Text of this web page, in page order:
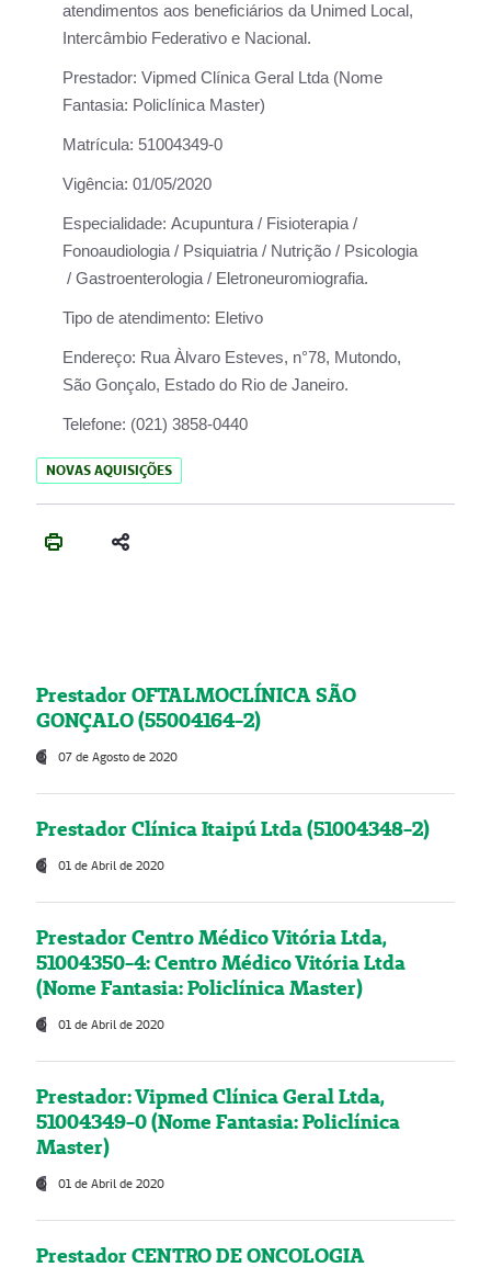
atendimentos aos beneficiários da Unimed Local,
Intercâmbio Federativo e Nacional.
Prestador: Vipmed Clínica Geral Ltda (Nome
Fantasia: Policlínica Master)
Matrícula: 51004349-0
Vigência: 01/05/2020
Especialidade: Acupuntura / Fisioterapia /
Fonoaudiologia / Psiquiatria / Nutrição / Psicologia
/ Gastroenterologia / Eletroneuromiografia.
Tipo de atendimento: Eletivo
Endereço: Rua Àlvaro Esteves, n°78, Mutondo,
São Gonçalo, Estado do Rio de Janeiro.
Telefone: (021) 3858-0440
NOVAS AQUISIÇÕES
Prestador OFTALMOCLÍNICA SÃO
GONÇALO (55004164-2)
07 de Agosto de 2020
Prestador Clínica Itaipú Ltda (51004348-2)
01 de Abril de 2020
Prestador Centro Médico Vitória Ltda,
51004350-4: Centro Médico Vitória Ltda
(Nome Fantasia: Policlínica Master)
01 de Abril de 2020
Prestador: Vipmed Clínica Geral Ltda,
51004349-0 (Nome Fantasia: Policlínica
Master)
01 de Abril de 2020
Prestador CENTRO DE ONCOLOGIA